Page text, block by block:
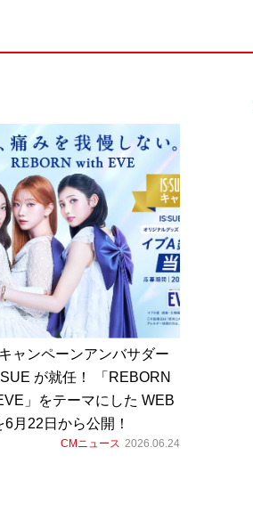
ャンペーンアンバサダー
が就任！ 「REBORN
」をテーマにした WEB
6月22日から公開！
CMニュース 2026.06.24